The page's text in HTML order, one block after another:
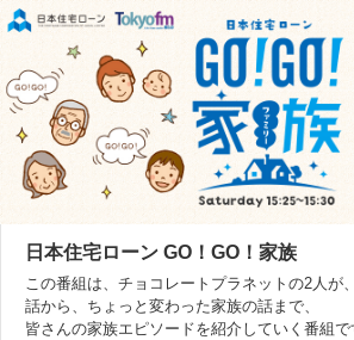
日本住宅ローン GO！GO！家族
この番組は、チョコレートプラネットの2人が
話から、ちょっと変わった家族の話まで、
皆さんの家族エピソードを紹介していく番組で